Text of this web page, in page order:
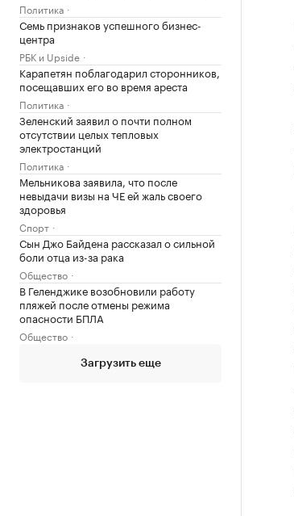
Политика
Семь признаков успешного бизнес-
центра
РБК и Upside
Карапетян поблагодарил сторонников,
посещавших его во время ареста
Политика
Зеленский заявил о почти полном
отсутствии целых тепловых
электростанций
Политика
Мельникова заявила, что после
невыдачи визы на ЧЕ ей жаль своего
здоровья
Спорт
Сын Джо Байдена рассказал о сильной
боли отца из-за рака
Общество
В Геленджике возобновили работу
пляжей после отмены режима
опасности БПЛА
Общество
Загрузить еще